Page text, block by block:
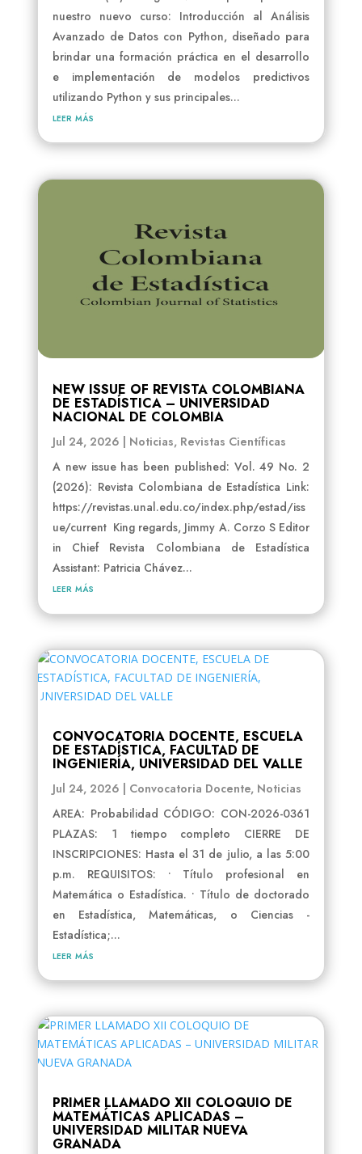
nuestro nuevo curso: Introducción al Análisis
Avanzado de Datos con Python, diseñado para
brindar una formación práctica en el desarrollo
e implementación de modelos predictivos
utilizando Python y sus principales...
leer más
NEW ISSUE OF REVISTA COLOMBIANA
DE ESTADÍSTICA – UNIVERSIDAD
NACIONAL DE COLOMBIA
Jul 24, 2026 Noticias, Revistas Científicas
A new issue has been published: Vol. 49 No. 2
(2026): Revista Colombiana de Estadística Link:
https://revistas.unal.edu.co/index.php/estad/iss
ue/current King regards, Jimmy A. Corzo S Editor
in Chief Revista Colombiana de Estadística
Assistant: Patricia Chávez...
leer más
CONVOCATORIA DOCENTE, ESCUELA
DE ESTADÍSTICA, FACULTAD DE
INGENIERÍA, UNIVERSIDAD DEL VALLE
Jul 24, 2026 | Convocatoria Docente, Noticias
AREA: Probabilidad CÓDIGO: CON-2026-0361
PLAZAS: 1 tiempo completo CIERRE DE
INSCRIPCIONES: Hasta el 31 de julio, a las 5:00
p.m. REQUISITOS: • Título profesional en
Matemática o Estadística. • Título de doctorado
en Estadística, Matemáticas, o Ciencias -
Estadística;...
leer más
PRIMER LLAMADO XII COLOQUIO DE
MATEMÁTICAS APLICADAS –
UNIVERSIDAD MILITAR NUEVA
GRANADA